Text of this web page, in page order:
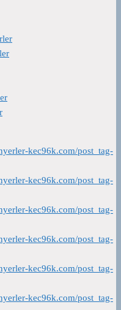
kec96k.com/post_tag-
kec96k.com/post_tag-
kec96k.com/post_tag-
kec96k.com/post_tag-
kec96k.com/post_tag-
kec96k.com/post_tag-